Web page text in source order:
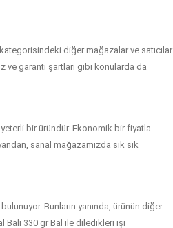
diğer mağazalar ve satıcılar
ve garanti şartları gibi konularda da
bir üründür. Ekonomik bir fiyatla
sanal mağazamızda sık sık
Bunların yanında, ürünün diğer
Balı 330 gr Bal ile diledikleri işi